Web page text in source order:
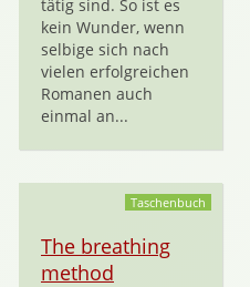
tätig sind. So ist es
kein Wunder, wenn
selbige sich nach
vielen erfolgreichen
Romanen auch
einmal an...
Taschenbuch
The breathing
method